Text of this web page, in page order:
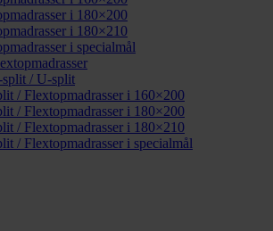
i 180×200
i 180×210
i specialmål
/ U-split
/ Flextopmadrasser i 160×200
/ Flextopmadrasser i 180×200
/ Flextopmadrasser i 180×210
/ Flextopmadrasser i specialmål